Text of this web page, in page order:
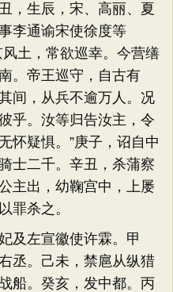
，生辰，宋、高丽、夏
李通谕宋使徐度等
土，常欲巡幸。今营缮
。帝王巡守，自古有
间，从兵不逾万人。况
乎。汝等归告汝主，令
怀疑惧。”庚子，诏自中
士二千。辛丑，杀蒲察
主出，幼鞠宫中，上屡
罪杀之。
左宣徽使许霖。甲
丞。己未，禁扈从纵猎
船。癸亥，发中都。丙